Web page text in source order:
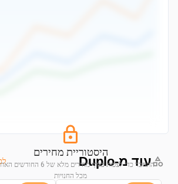
היסטוריית מחירים
התחבר כדי לצפות בגרף מחירים מלא של 6
מכל החנויות
עוד מ-Duplo